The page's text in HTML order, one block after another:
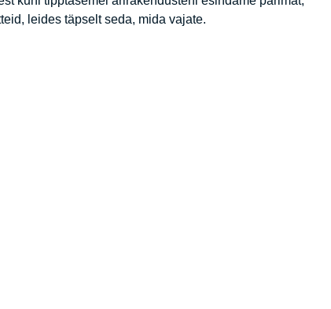
leides täpselt seda, mida vajate.